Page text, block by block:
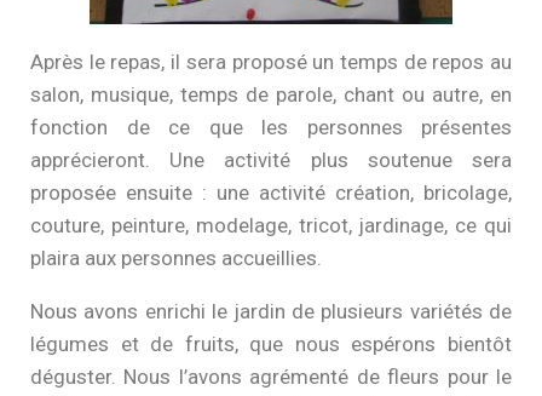
Après le repas, il sera proposé un temps de repos au
salon, musique, temps de parole, chant ou autre, en
fonction de ce que les personnes présentes
apprécieront. Une activité plus soutenue sera
proposée ensuite : une activité création, bricolage,
couture, peinture, modelage, tricot, jardinage, ce qui
plaira aux personnes accueillies.
Nous avons enrichi le jardin de plusieurs variétés de
légumes et de fruits, que nous espérons bientôt
déguster. Nous l’avons agrémenté de fleurs pour le